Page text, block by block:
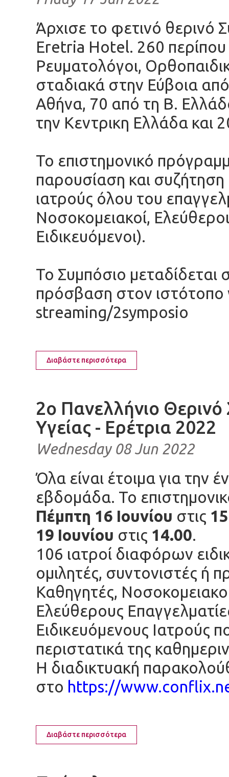
Άρχισε το φετινό
Eretria Hotel. 260
Ρευματολόγοι,
σταδιακά στην Εύβοια
Αθήνα, 70 από τη Β.
την Κεντρικη Ελλάδα και
Το επιστημονικό
παρουσίαση και
ιατρούς όλου του
Νοσοκομειακοί,
Ειδικευόμενοι).
Το Συμπόσιο
πρόσβαση στον
streaming/2symposio
Διαβάστε περισσότερα
2ο Πανελλήνιο
Υγείας - Ερέτρια 2022
Wednesday 08 Jun 2022
Όλα είναι έτοιμα για την
εβδομάδα. Το
Πέμπτη 16 Ιουνίου στις
19 Ιουνίου στις 14.00.
106 ιατροί διαφόρων
ομιλητές, συντονιστές ή
Καθηγητές,
Ελεύθερους
Ειδικευόμενους Ιατρούς
περιστατικά της
Η διαδικτυακή
στο https://
Διαβάστε περισσότερα